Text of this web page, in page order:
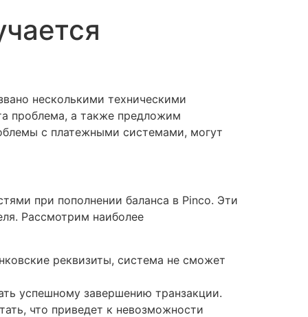
несколькими техническими
проблема, а также предложим
с платежными системами, могут
при пополнении баланса в Pinco. Эти
Рассмотрим наиболее
реквизиты, система не сможет
успешному завершению транзакции.
что приведет к невозможности